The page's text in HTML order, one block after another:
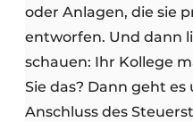
oder Anlagen, die sie
entworfen. Und dann
schauen: Ihr Kollege
Sie das? Dann geht es
Anschluss des